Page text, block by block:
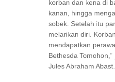
korban dan kena di
kanan, hingga
sobek. Setelah itu
melarikan diri.
mendapatkan
Bethesda
Jules Abraham Abast.